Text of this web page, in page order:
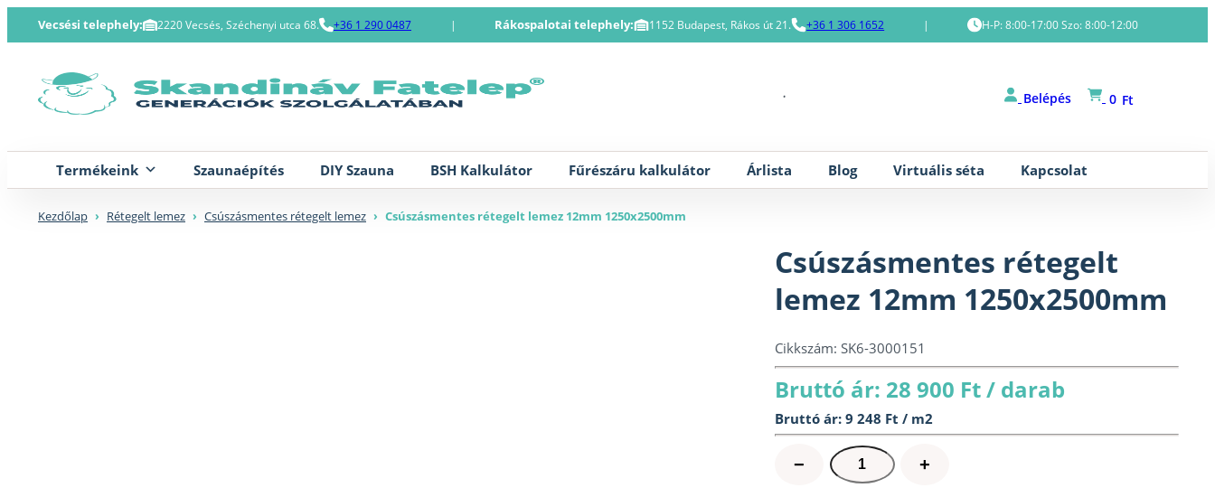
to
Vecsési telephely: 2220 Vecsés, Széchenyi utca 68. +36 1 290 0487 | Rákospalotai telephely: 1152 Budapest, Rákos út 21. +36 1 306 1652 | H-P: 8:00-17:00 Szo: 8:00-12:00
Belépés 0 Ft
Termékeink Szaunaépítés DIY Szauna BSH Kalkulátor Fűrészáru kalkulátor Árlista Blog Virtuális séta Kapcsolat
Kezdőlap › Rétegelt lemez › Csúszásmentes rétegelt lemez › Csúszásmentes rétegelt lemez 12mm 1250x2500mm
Csúszásmentes rétegelt
lemez 12mm 1250x2500mm
Cikkszám: SK6-3000151
Bruttó ár: 28 900 Ft / darab
Bruttó ár: 9 248 Ft / m2
−
Csúszásmentes
rétegelt
+